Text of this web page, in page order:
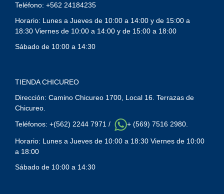
Teléfono: +562 24184235
Horario: Lunes a Jueves de 10:00 a 14:00 y de 15:00 a
18:30 Viernes de 10:00 a 14:00 y de 15:00 a 18:00
Sábado de 10:00 a 14:30
TIENDA CHICUREO
Dirección: Camino Chicureo 1700, Local 16. Terrazas de
Chicureo.
Teléfonos: +(562) 2244 7971 / + (569) 7516 2980.
Horario: Lunes a Jueves de 10:00 a 18:30 Viernes de 10:00
a 18:00
Sábado de 10:00 a 14:30